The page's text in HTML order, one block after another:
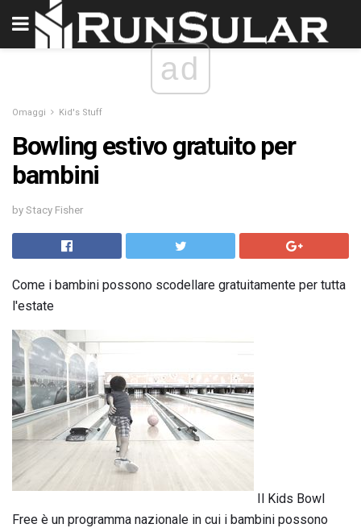
ad
Omaggi Kid's Stuff
Bowling estivo gratuito per
bambini
by Stacy Fisher
Come i bambini possono scodellare gratuitamente per tutta
l'estate
Il Kids Bowl
Free è un programma nazionale in cui i bambini possono